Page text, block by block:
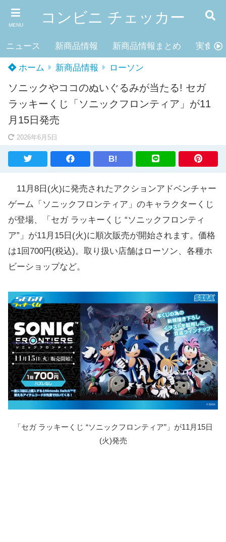
MENU コンビニ チェッカー
ニュース 新商品情報 新商品情報まとめ 実食レ
ホーム 新商品情報 ローソン
ソニックやココのぬいぐるみが当たる! セガ
ラッキーくじ「ソニックフロンティア」が11
月15日発売
2026年6月5日
B!
11月8日(火)に発売されたアクションアドベンチャー
ゲーム「ソニックフロンティア」のキャラクターくじ
が登場、「セガ ラッキーくじ “ソニックフロンティ
ア”」が11月15日(火)に順次販売が開始されます。価格
は1回700円(税込)。取り扱い店舗はローソン、各種ホ
ビーショップなど。
「セガ ラッキーくじ “ソニックフロンティア”」が11月15日
(火)発売